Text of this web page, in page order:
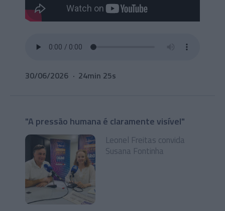
30/06/2026 24min 25s
"A pressão humana é claramente visível"
Leonel Freitas convida
Susana Fontinha